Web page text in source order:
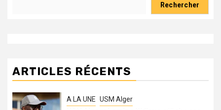
Rechercher
ARTICLES RÉCENTS
A LA UNE USM Alger